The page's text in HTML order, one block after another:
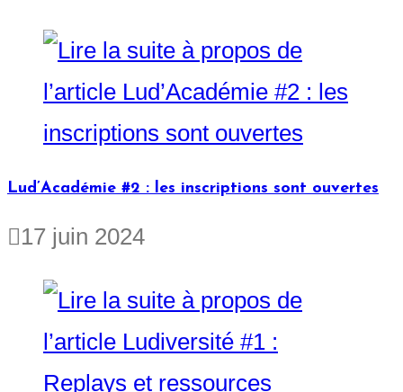
Lud’Académie #2 : les inscriptions sont ouvertes
17 juin 2024